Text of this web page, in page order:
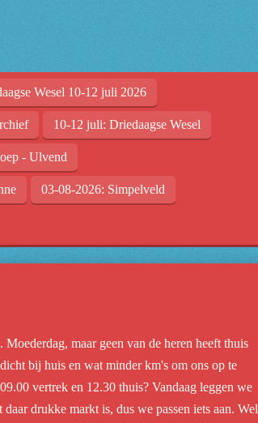
Wesel 10-12 juli 2026
10-12 juli: Driedaagse Wesel
- Ulvend
03-08-2026: Simpelveld
maar geen van de heren heeft thuis
bij huis en wat minder km's om ons op te
vertrek en 12.30 thuis? Vandaag leggen we
drukke markt is, dus we passen iets aan. Wel